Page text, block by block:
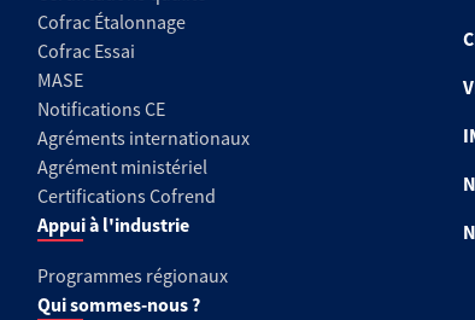
Cofrac Étalonnage
Cofrac Essai
MASE
Notifications CE
Agréments internationaux
Agrément ministériel
Certifications Cofrend
Appui à l'industrie
Programmes régionaux
Qui sommes-nous ?